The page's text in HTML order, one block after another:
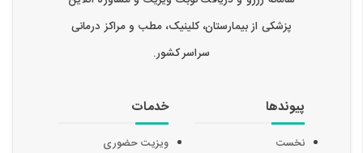
پزشکی از بیمارستان، کلینیک، مطب و مراکز درمانی
سراسر کشور.
پیوندها
نخست
خدمات
ویزیت حضوری